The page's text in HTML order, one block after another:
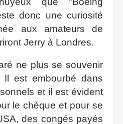
donc une curiosité
aux amateurs de
Jerry à Londres.
ne plus se souvenir
est embourbé dans
et il est évident
le chèque et pour se
des congés payés